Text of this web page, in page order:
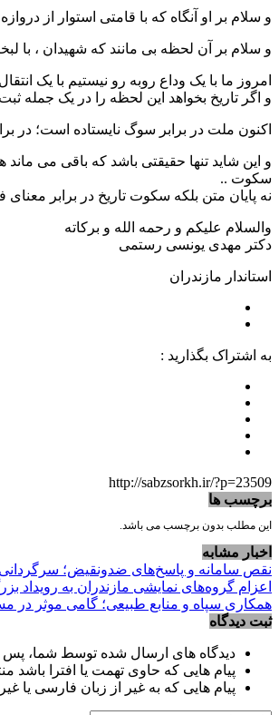
و سلام بر او آنگاه که با قامتی استوار از
و سلام بر آن لحظه بی مانند که شهیدان ، با
امروز ما با یک وداع روبه رو نیستیم با یک
و اگر تاریخ بخواهد این لحظه را در یک جمله
اکنون ملت در برابر سوگ نایستاده است؛ در
و این شاید تنها حقیقتی باشد که باقی می
سکوت ..
نه پایان متن بلکه سکوت تاریخ در برابر معنای
والسلام علیکم و رحمه الله و برکاته
دکتر مهدی یونسی رستمی
استاندار مازندران
به اشتراک بگذارید :
http://sabzsorkh.ir/?p=23509
برچسب ها
این مطلب بدون برچسب می باشد.
اخبار مشابه
نقص سامانه و پاسخ‌های ضدونقیض؛
اعزام گروه‌های نمایشی مازندران به رویداد
همکاری سپاه و منابع طبیعی؛ گامی موثر
ثبت دیدگاه
دیدگاه های ارسال شده توسط شما، پس
پیام هایی که حاوی تهمت یا افترا باشد
پیام هایی که به غیر از زبان فارسی یا